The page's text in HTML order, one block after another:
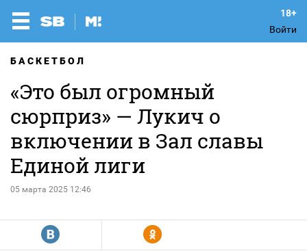
Войти
БАСКЕТБОЛ
«Это был огромный
сюрприз» — Лукич о
включении в Зал славы
Единой лиги
05 марта 2025 12:46
R Y